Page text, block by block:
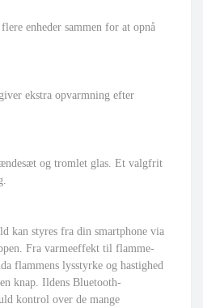
enheder sammen for at opnå
ekstra opvarmning efter
og tromlet glas. Et valgfrit
kan styres fra din smartphone via
Fra varmeeffekt til flamme-
flammens lysstyrke og hastighed
knap. Ildens Bluetooth-
kontrol over de mange